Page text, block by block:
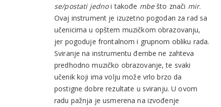
se/postati jednoi takođe mbešto znači mir.
Ovaj instrument je izuzetno pogodan za rad sa
učenicima u opštem muzičkom obrazovanju,
jer pogoduje frontalnom i grupnom obliku rada.
Sviranje na instrumentu đembe ne zahteva
predhodno muzičko obrazovanje, te svaki
učenik koji ima volju može vrlo brzo da
postigne dobre rezultate u sviranju. U ovom
radu pažnja je usmerena na izvođenje